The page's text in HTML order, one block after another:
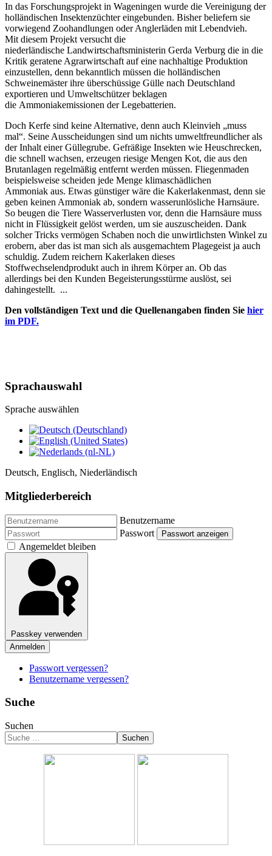
In das Forschungsprojekt in Wageningen wurde die Vereinigung der
holländischen Insektenzüchter eingebunden. Bisher beliefern sie
vorwiegend Zoohandlungen oder Anglerläden mit Lebendvieh.
Mit diesem Projekt versucht die
niederländische Landwirtschaftsministerin Gerda Verburg die in die
Kritik geratene Agrarwirtschaft auf eine nachhaltige Produktion
einzustellen, denn bekanntlich müssen die holländischen
Schweinemäster ihre überschüssige Gülle nach Deutschland
exportieren und Umweltschützer beklagen
die Ammoniakemissionen der Legebatterien.
Doch Kerfe sind keine Alternative, denn auch Kleinvieh „muss
mal“. Seine Ausscheidungen sind um nichts umweltfreundlicher als
der Inhalt einer Güllegrube. Gefräßige Insekten wie Heuschrecken,
die schnell wachsen, erzeugen riesige Mengen Kot, die aus den
Brutanlagen regelmäßig entfernt werden müssen. Fliegenmaden
beispielsweise scheiden jede Menge klimaschädlichen
Ammoniak aus. Etwas günstiger wäre die Kakerlakenmast, denn sie
geben keinen Ammoniak ab, sondern wasserunlösliche Harnsäure.
So beugen die Tiere Wasserverlusten vor, denn die Harnsäure muss
nicht in Flüssigkeit gelöst werden, um sie auszuscheiden. Dank
solcher Tricks vermögen Schaben noch die unwirtlichsten Winkel zu
erobern, aber das ist man sich als ausgemachtem Plagegeist ja auch
schuldig. Zudem reichern Kakerlaken dieses
Stoffwechselendprodukt auch in ihrem Körper an. Ob das
allerdings bei den Kunden Begeisterungsstürme auslöst, sei
dahingestellt. ...
Den vollständigen Text und die Quellenangaben finden Sie hier
im PDF.
Sprachauswahl
Sprache auswählen
Deutsch, Englisch, Niederländisch
Mitgliederbereich
Benutzername
Passwort
Passwort anzeigen
Angemeldet bleiben
Passkey verwenden
Anmelden
Passwort vergessen?
Benutzername vergessen?
Suche
Suchen
Suchen